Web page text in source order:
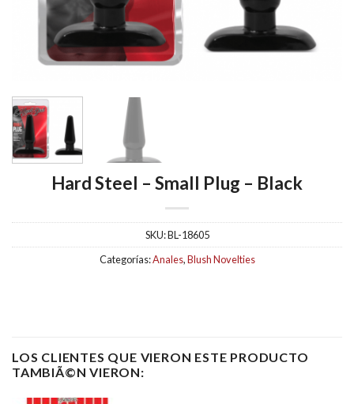
Hard Steel – Small Plug – Black
SKU:BL-18605
Categorías:Anales,Blush Novelties
LOS CLIENTES QUE VIERON ESTE PRODUCTO
TAMBIÃ©N VIERON: